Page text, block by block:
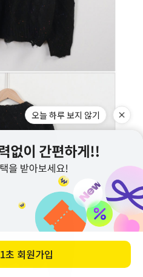
오늘 하루 보지 않기
1초 회원가입